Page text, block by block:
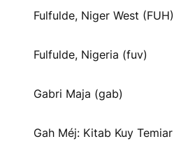
Fulfulde, Niger West (FUH)
Fulfulde, Nigeria (fuv)
Gabri Maja (gab)
Gah Méj: Kitab Kuy